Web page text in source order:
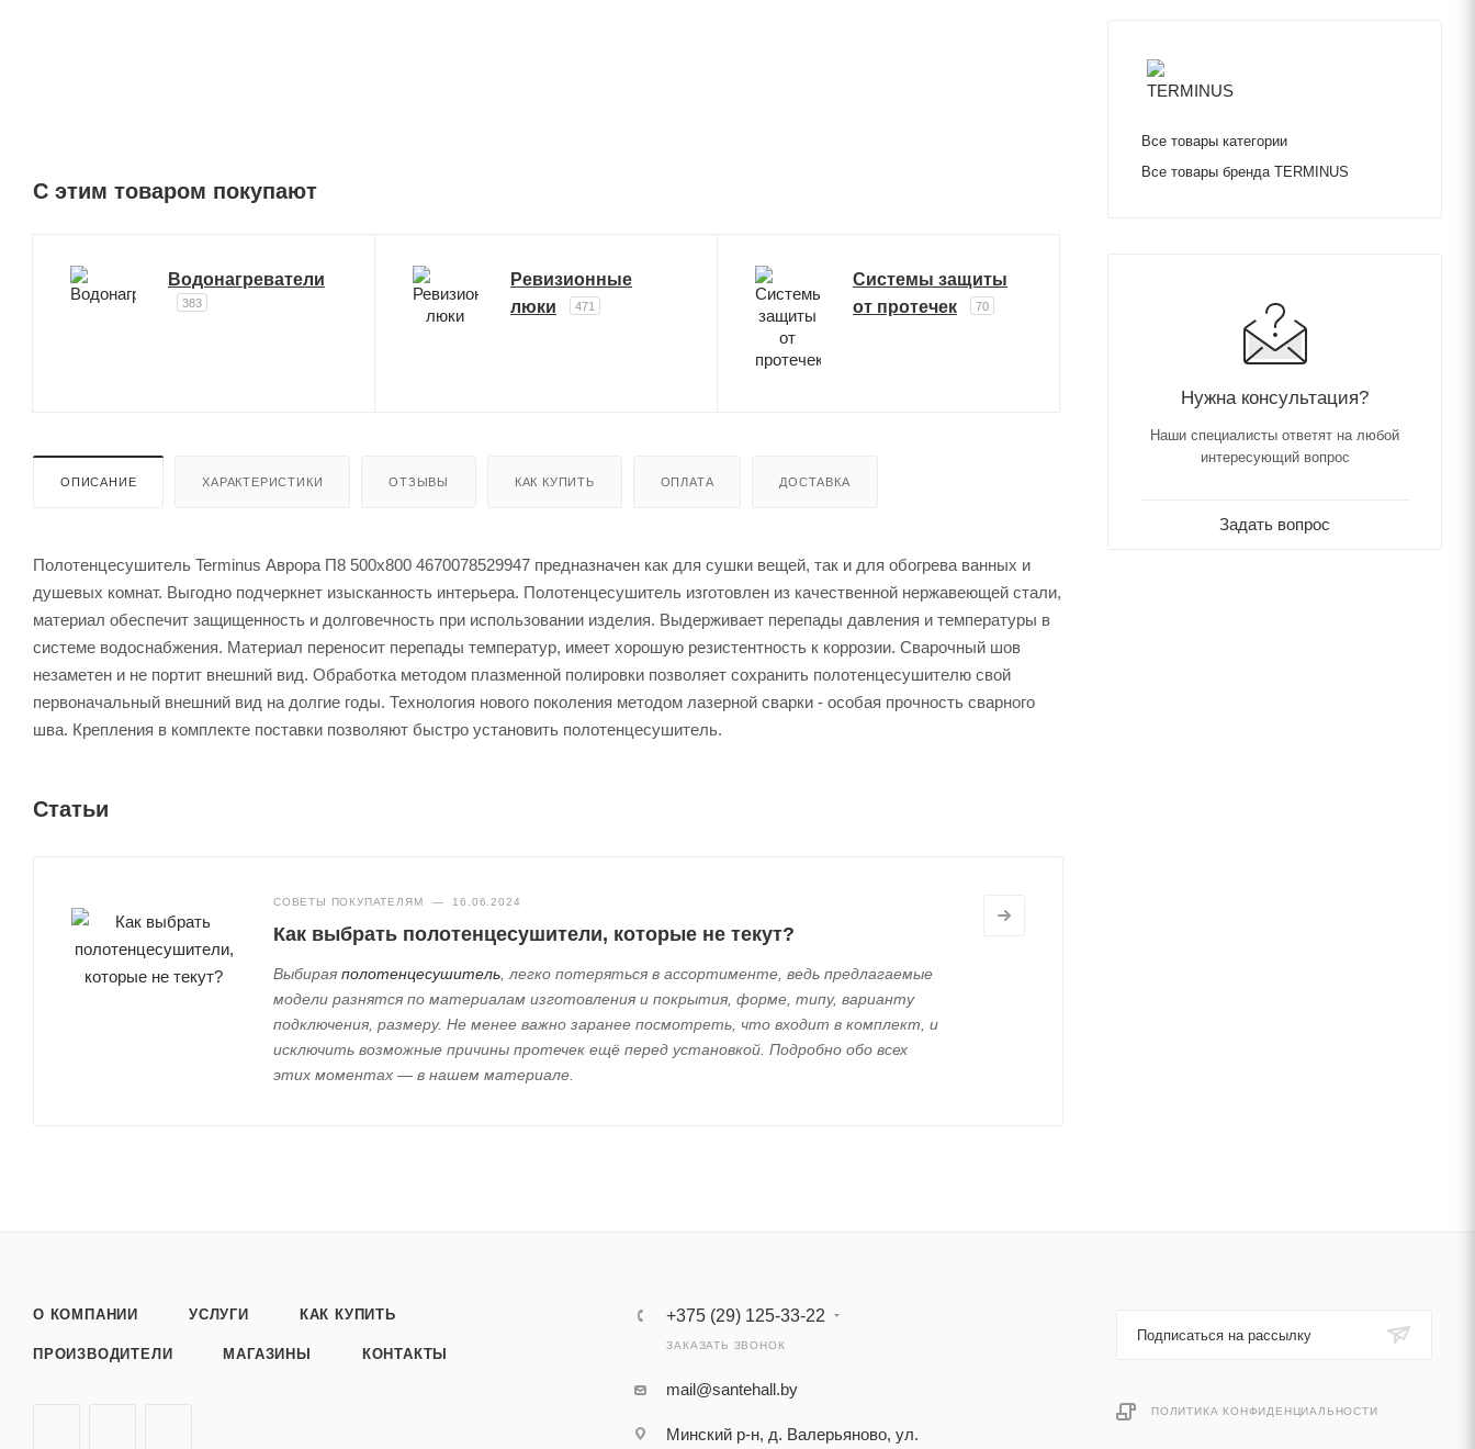
C этим товаром покупают
Водонагреватели
383
Ревизионные
люки
471
Системы защиты
от протечек
70
ОПИСАНИЕ ХАРАКТЕРИСТИКИ ОТЗЫВЫ КАК КУПИТЬ ОПЛАТА ДОСТАВКА
Полотенцесушитель Terminus Аврора П8 500x800 4670078529947 предназначен как для сушки вещей, так и для обогрева ванных и
душевых комнат. Выгодно подчеркнет изысканность интерьера. Полотенцесушитель изготовлен из качественной нержавеющей стали,
материал обеспечит защищенность и долговечность при использовании изделия. Выдерживает перепады давления и температуры в
системе водоснабжения. Материал переносит перепады температур, имеет хорошую резистентность к коррозии. Сварочный шов
незаметен и не портит внешний вид. Обработка методом плазменной полировки позволяет сохранить полотенцесушителю свой
первоначальный внешний вид на долгие годы. Технология нового поколения методом лазерной сварки - особая прочность сварного
шва. Крепления в комплекте поставки позволяют быстро установить полотенцесушитель.
Статьи
СОВЕТЫ ПОКУПАТЕЛЯМ — 16.06.2024
Как выбрать полотенцесушители, которые не текут?
Выбираяполотенцесушитель , легко потеряться в ассортименте, ведь предлагаемые
модели разнятся по материалам изготовления и покрытия, форме, типу, варианту
подключения, размеру. Не менее важно заранее посмотреть, что входит в комплект, и
исключить возможные причины протечек ещё перед установкой. Подробно обо всех
этих моментах — в нашем материале.
Все товары категории
Все товары бренда TERMINUS
Нужна консультация?
Наши специалисты ответят на любой
интересующий вопрос
Задать вопрос
О КОМПАНИИ УСЛУГИ КАК КУПИТЬ
ПРОИЗВОДИТЕЛИ МАГАЗИНЫ КОНТАКТЫ
+375 (29) 125-33-22
ЗАКАЗАТЬ ЗВОНОК
mail@santehall.by
Минский р-н, д. Валерьяново, ул.
Подписаться на рассылку
ПОЛИТИКА КОНФИДЕНЦИАЛЬНОСТИ